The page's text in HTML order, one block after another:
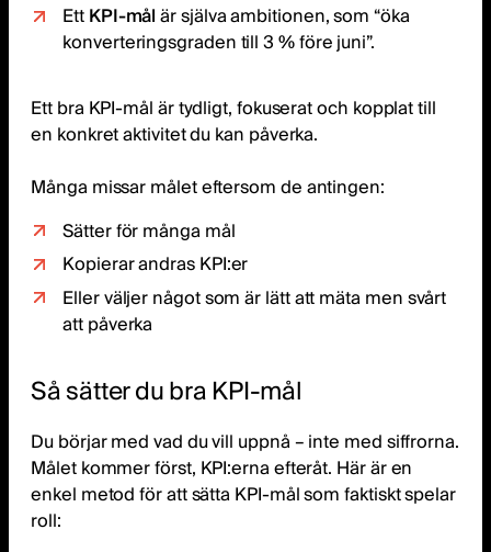
EttKPI-målär själva ambitionen, som “öka
konverteringsgraden till 3 % före juni”.
Ett bra KPI-mål är tydligt, fokuserat och kopplat till
en konkret aktivitet du kan påverka.
Många missar målet eftersom de antingen:
Sätter för många mål
Kopierar andras KPI:er
Eller väljer något som är lätt att mäta men svårt
att påverka
Så sätter du bra KPI-mål
Du börjar med vad du vill uppnå – inte med siffrorna.
Målet kommer först, KPI:erna efteråt. Här är en
enkel metod för att sätta KPI-mål som faktiskt spelar
roll: